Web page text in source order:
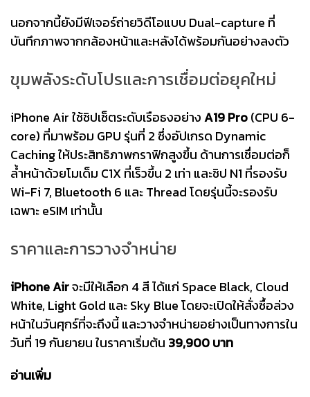
นอกจากนี้ยังมีฟีเจอร์ถ่ายวิดีโอแบบ Dual-capture ที่
บันทึกภาพจากกล้องหน้าและหลังได้พร้อมกันอย่างลงตัว
ขุมพลังระดับโปรและการเชื่อมต่อยุคใหม่
iPhone Air ใช้ชิปเซ็ตระดับเรือธงอย่างA19 Pro(CPU 6-
core) ที่มาพร้อม GPU รุ่นที่ 2 ซึ่งอัปเกรด Dynamic
Caching ให้ประสิทธิภาพกราฟิกสูงขึ้น ด้านการเชื่อมต่อก็
ล้ำหน้าด้วยโมเด็ม C1X ที่เร็วขึ้น 2 เท่า และชิป N1 ที่รองรับ
Wi-Fi 7, Bluetooth 6 และ Thread โดยรุ่นนี้จะรองรับ
เฉพาะ eSIM เท่านั้น
ราคาและการวางจำหน่าย
iPhone Airจะมีให้เลือก 4 สี ได้แก่ Space Black, Cloud
White, Light Gold และ Sky Blue โดยจะเปิดให้สั่งซื้อล่วง
หน้าในวันศุกร์ที่จะถึงนี้ และวางจำหน่ายอย่างเป็นทางการใน
วันที่ 19 กันยายน ในราคาเริ่มต้น 39,900 บาท
อ่านเพิ่ม